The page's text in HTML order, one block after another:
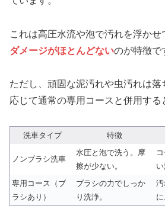
これは高圧水流や泡で汚れを浮かせ
ダメージがほとんどないのが特徴で
ただし、頑固な泥汚れや虫汚れは落
応じて通常の専用コースと併用する
洗車タイプ 特徴
ノンブラシ洗車
水圧と泡で洗う。摩
擦が少ない。
専用コース（ブ
ラシあり）
ブラシの力でしっか
り洗浄。
に